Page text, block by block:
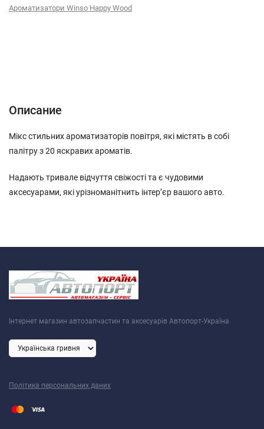
Ароматизатори Winso Happy Wood
Описание
Мікс стильних ароматизаторів повітря, які містять в собі
палітру з 20 яскравих ароматів.
Надають тривале відчуття свіжості та є чудовими
аксесуарами, які урізноманітнить інтер’єр вашого авто.
Інтернет магазин автозапчастин та аксесуарів Автопорт-Україна
Політика персональних даних